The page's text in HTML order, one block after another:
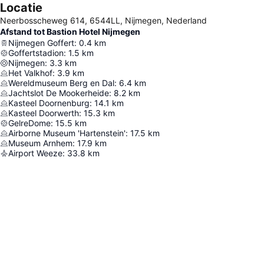
Locatie
Neerbosscheweg 614, 6544LL, Nijmegen, Nederland
Afstand tot Bastion Hotel Nijmegen
Nijmegen Goffert: 0.4 km
Goffertstadion: 1.5 km
Nijmegen: 3.3 km
Het Valkhof: 3.9 km
Wereldmuseum Berg en Dal: 6.4 km
Jachtslot De Mookerheide: 8.2 km
Kasteel Doornenburg: 14.1 km
Kasteel Doorwerth: 15.3 km
GelreDome: 15.5 km
Airborne Museum 'Hartenstein': 17.5 km
Museum Arnhem: 17.9 km
Airport Weeze: 33.8 km